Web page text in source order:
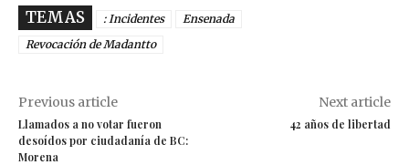
TEMAS : Incidentes
Ensenada
Revocación de Madantto
Previous article
Llamados a no votar fueron
desoídos por ciudadanía de BC:
Morena
Next article
42 años de libertad